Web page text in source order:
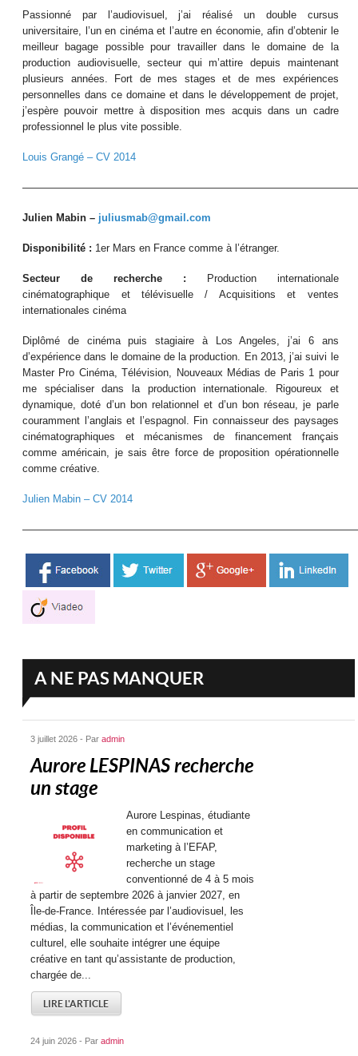
Passionné par l’audiovisuel, j’ai réalisé un double cursus
universitaire, l’un en cinéma et l’autre en économie, afin d’obtenir le
meilleur bagage possible pour travailler dans le domaine de la
production audiovisuelle, secteur qui m’attire depuis maintenant
plusieurs années. Fort de mes stages et de mes expériences
personnelles dans ce domaine et dans le développement de projet,
j’espère pouvoir mettre à disposition mes acquis dans un cadre
professionnel le plus vite possible.
Louis Grangé – CV 2014
Julien Mabin – juliusmab@gmail.com
Disponibilité : 1er Mars en France comme à l’étranger.
Secteur de recherche :
Production internationale
cinématographique et télévisuelle / Acquisitions et ventes
internationales cinéma
Diplômé de cinéma puis stagiaire à Los Angeles, j’ai 6 ans
d’expérience dans le domaine de la production. En 2013, j’ai suivi le
Master Pro Cinéma, Télévision, Nouveaux Médias de Paris 1 pour
me spécialiser dans la production internationale. Rigoureux et
dynamique, doté d’un bon relationnel et d’un bon réseau, je parle
couramment l’anglais et l’espagnol. Fin connaisseur des paysages
cinématographiques et mécanismes de financement français
comme américain, je sais être force de proposition opérationnelle
comme créative.
Julien Mabin – CV 2014
A NE PAS MANQUER
3 juillet 2026 - Paradmin
Aurore LESPINAS recherche
un stage
Aurore Lespinas, étudiante
en communication et
marketing à l’EFAP,
recherche un stage
conventionné de 4 à 5 mois
à partir de septembre 2026 à janvier 2027, en
Île-de-France. Intéressée par l’audiovisuel, les
médias, la communication et l’événementiel
culturel, elle souhaite intégrer une équipe
créative en tant qu’assistante de production,
chargée de...
LIRE L'ARTICLE
24 juin 2026 - Paradmin